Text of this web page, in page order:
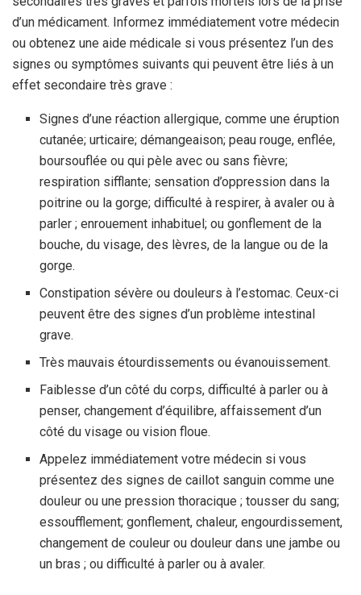
d’un médicament. Informez immédiatement votre médecin
ou obtenez une aide médicale si vous présentez l’un des
signes ou symptômes suivants qui peuvent être liés à un
effet secondaire très grave :
Signes d’une réaction allergique, comme une éruption
cutanée; urticaire; démangeaison; peau rouge, enflée,
boursouflée ou qui pèle avec ou sans fièvre;
respiration sifflante; sensation d’oppression dans la
poitrine ou la gorge; difficulté à respirer, à avaler ou à
parler ; enrouement inhabituel; ou gonflement de la
bouche, du visage, des lèvres, de la langue ou de la
gorge.
Constipation sévère ou douleurs à l’estomac. Ceux-ci
peuvent être des signes d’un problème intestinal
grave.
Très mauvais étourdissements ou évanouissement.
Faiblesse d’un côté du corps, difficulté à parler ou à
penser, changement d’équilibre, affaissement d’un
côté du visage ou vision floue.
Appelez immédiatement votre médecin si vous
présentez des signes de caillot sanguin comme une
douleur ou une pression thoracique ; tousser du sang;
essoufflement; gonflement, chaleur, engourdissement,
changement de couleur ou douleur dans une jambe ou
un bras ; ou difficulté à parler ou à avaler.